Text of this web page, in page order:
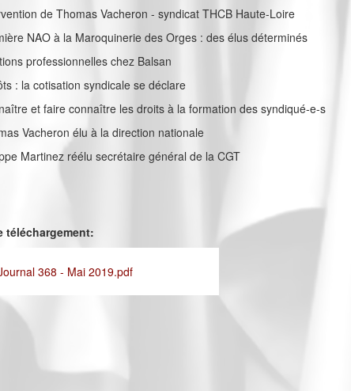
de Thomas Vacheron - syndicat THCB Haute-Loire
NAO à la Maroquinerie des Orges : des élus déterminés
professionnelles chez Balsan
: la cotisation syndicale se déclare
et faire connaître les droits à la formation des syndiqué-e-s
Vacheron élu à la direction nationale
Martinez réélu secrétaire général de la CGT
téléchargement:
368 - Mai 2019.pdf